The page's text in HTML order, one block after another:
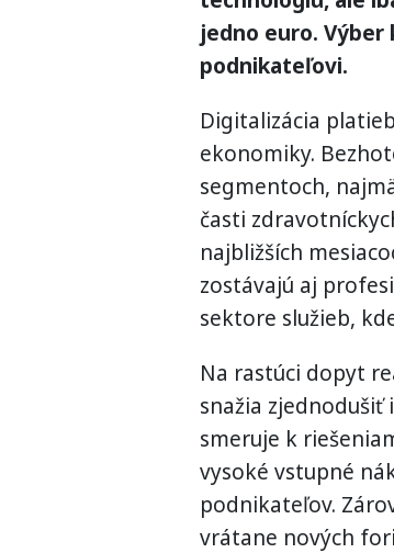
jedno euro.
podnikateľovi.
Digitalizácia
ekonomiky.
segmentoch,
časti
najbližších
zostávajú aj
sektore služieb,
Na rastúci dopyt
snažia
smeruje k
vysoké vstupné
podnikateľov.
vrátane nových